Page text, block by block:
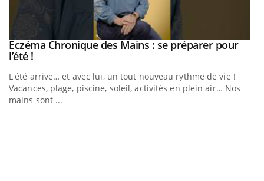
Youtube
Eczéma Chronique des Mains : se préparer pour
l’été !Youtube
L'été arrive… et avec lui, un tout nouveau rythme de vie !
Vacances, plage, piscine, soleil, activités en plein air… Nos
mains sont ...